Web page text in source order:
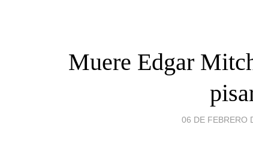
Muere Edgar
06 DE FEBRERO